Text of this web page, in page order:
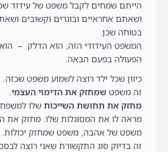
הייתם שמחים לקבל משפט של עידוד
ושאתם אחראיים ובוגרים וקשובים
בטוחה שכן.
המשפט העידודי הזה, הוא הדלק – הוא
הפעולה בפעם הבאה.
כיוון שכל ילד רוצה לשמוע משפט שכזה.
זה משפט שמחזק את הדימוי העצמי.
מחזק את תחושת השייכותשלו
מראה לו את המסוגלות שלו. מחזק את
משפט של אהבה, משפט שמחזק יכולות.
זה בדיוק סוג התקשורת שאני רוצה